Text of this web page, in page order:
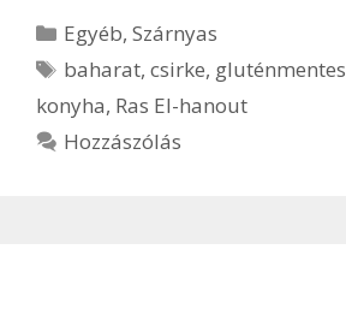
Kategória
Egyéb,Szárnyas
Címkék
baharat,csirke, gluténmentes
konyha, Ras El-hanout
Hozzászólás